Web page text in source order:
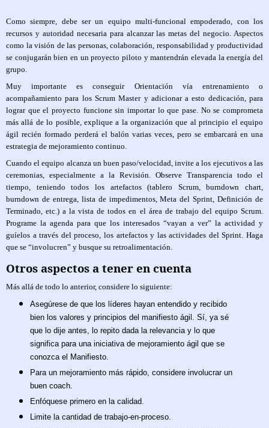
Como siempre, debe ser un equipo multi-funcional empoderado, con los
recursos y autoridad necesaria para alcanzar las metas del negocio. Aspectos
como la visión de las personas, colaboración, responsabilidad y productividad
se conjugarán bien en un proyecto piloto y mantendrán elevada la energía del
grupo.
Muy importante es conseguir Orientación vía entrenamiento o
acompañamiento para los Scrum Master y adicionar a esto dedicación, para
lograr que el proyecto funcione sin importar lo que pase. No se comprometa
más allá de lo posible, explique a la organización que al principio el equipo
ágil recién formado perderá el balón varias veces, pero se embarcará en una
estrategia de mejoramiento continuo.
Cuando el equipo alcanza un buen paso/velocidad, invite a los ejecutivos a las
ceremonias, especialmente a la Revisión. Observe Transparencia todo el
tiempo, teniendo todos los artefactos (tablero Scrum, burndown chart,
burndown de entrega, lista de impedimentos, Meta del Sprint, Definición de
Terminado, etc.) a la vista de todos en el área de trabajo del equipo Scrum.
Programe la agenda para que los interesados “vayan a ver” la actividad y
guíelos a través del proceso, los artefactos y las actividades del Sprint. Haga
que se “involucren” y busque su retroalimentación.
Otros aspectos a tener en cuenta
Más allá de todo lo anterior, considere lo siguiente:
Asegúrese de que los líderes hayan entendido y recibido
bien los valores y principios del manifiesto ágil. Sí, ya sé
que lo dije antes, lo repito dada la relevancia y lo que
significa para una iniciativa de mejoramiento ágil que se
conozca el Manifiesto.
Para un mejoramiento más rápido, considere involucrar un
buen coach.
Enfóquese primero en la calidad.
Limite la cantidad de trabajo-en-proceso.